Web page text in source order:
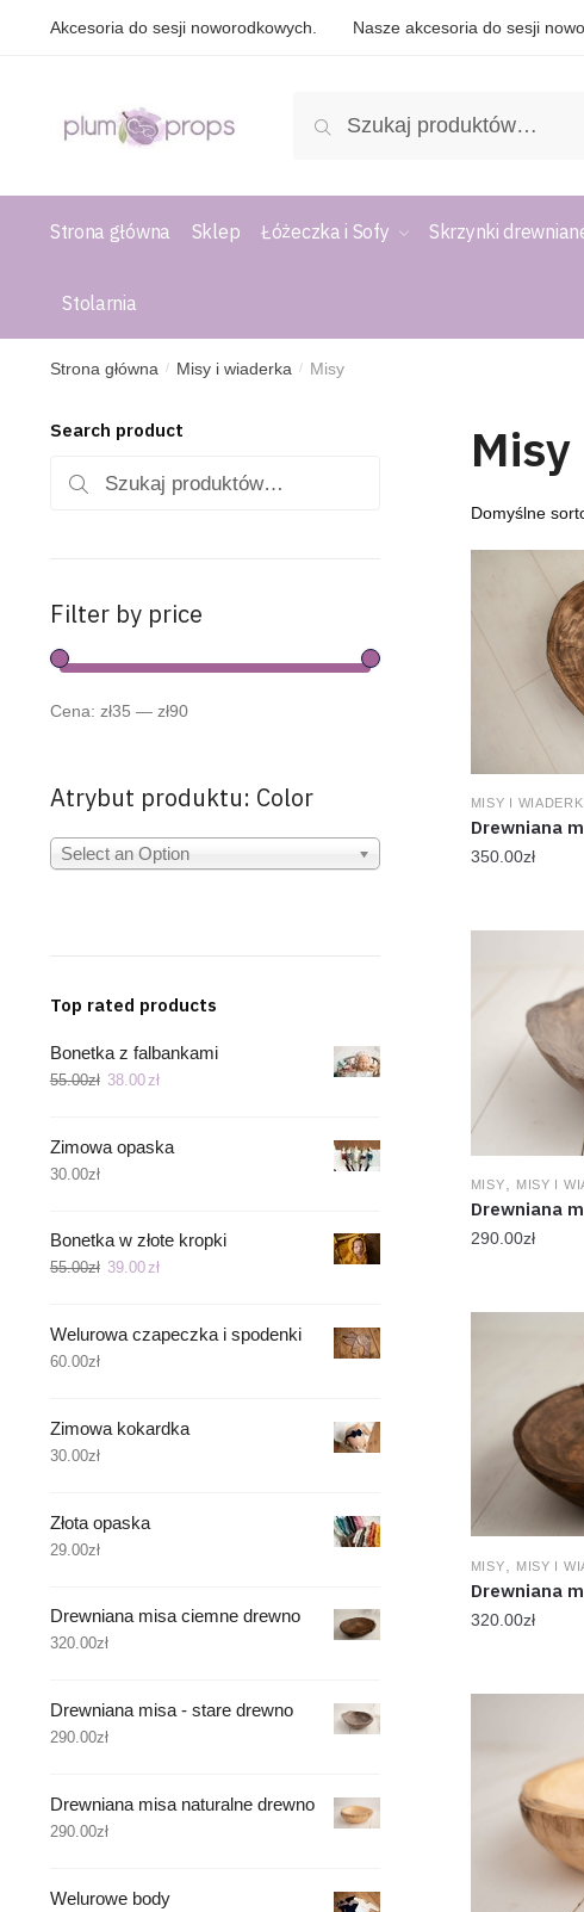
Akcesoria do sesji noworodkowych. Nasze akcesoria do sesji
Szukaj
Strona główna Sklep Łóżeczka i Sofy Skrzynki
Stolarnia
Strona główna / Misy i wiaderka / Misy
Misy
MISY I
Drewniana
350.00zł
MISY, MISY I
Drewniana
290.00zł
MISY MISY I
Drewniana
320.00zł
Search product
Szukaj
Filter by price
Cena: zł35 — zł90
Atrybut produktu: Color
Select an Option
Top rated products
Bonetka z falbankami
55.00zł 38.00 zł
Zimowa opaska
30.00zł
Bonetka w złote kropki
55.00zł 39.00zł
Welurowa czapeczka i spodenki
60.00zł
Zimowa kokardka
30.00zł
Złota opaska
29.00zł
Drewniana misa ciemne drewno
320.00zł
Drewniana misa - stare drewno
290.00zł
Drewniana misa naturalne drewno
290.00zł
Welurowe body